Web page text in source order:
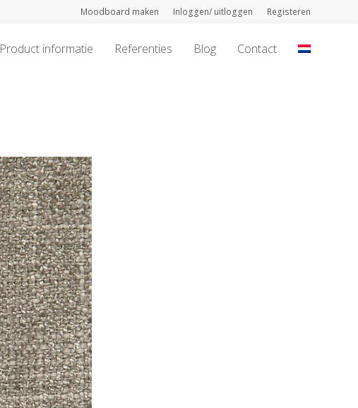
Moodboard maken Inloggen/ uitloggen Registeren
Product informatie Referenties Blog Contact